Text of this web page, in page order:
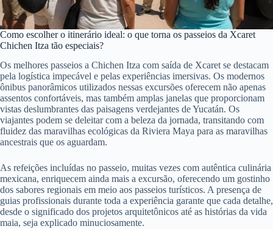
Como escolher o itinerário ideal: o que torna os passeios da Xcaret
Chichen Itza tão especiais?
Os melhores passeios a Chichen Itza com saída de Xcaret se destacam
pela logística impecável e pelas experiências imersivas. Os modernos
ônibus panorâmicos utilizados nessas excursões oferecem não apenas
assentos confortáveis, mas também amplas janelas que proporcionam
vistas deslumbrantes das paisagens verdejantes de Yucatán. Os
viajantes podem se deleitar com a beleza da jornada, transitando com
fluidez das maravilhas ecológicas da Riviera Maya para as maravilhas
ancestrais que os aguardam.
As refeições incluídas no passeio, muitas vezes com autêntica culinária
mexicana, enriquecem ainda mais a excursão, oferecendo um gostinho
dos sabores regionais em meio aos passeios turísticos. A presença de
guias profissionais durante toda a experiência garante que cada detalhe,
desde o significado dos projetos arquitetônicos até as histórias da vida
maia, seja explicado minuciosamente.